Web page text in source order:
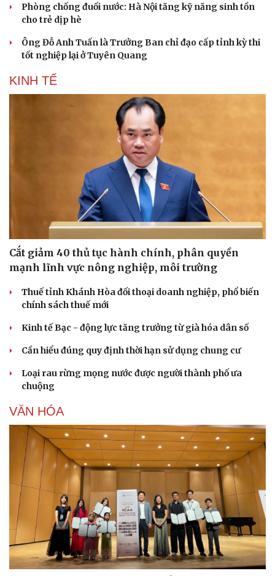
check-in
Podcast
Câu chuyện thời sự
Đọc truyện đêm khuya
Cửa sổ tình yêu
Kể chuyện cho bé
Hạt giống tâm hồn
Phòng chống đuối nước: Hà Nội tăng kỹ năng sinh tồn
cho trẻ dịp hè
Ông Đỗ Anh Tuấn là Trưởng Ban chỉ đạo cấp tỉnh kỳ thi
tốt nghiệp lại ở Tuyên Quang
KINH TẾ
Cắt giảm 40 thủ tục hành chính, phân quyền
mạnh lĩnh vực nông nghiệp, môi trường
Thuế tỉnh Khánh Hòa đối thoại doanh nghiệp, phổ biến
chính sách thuế mới
Kinh tế Bạc - động lực tăng trưởng từ già hóa dân số
Cần hiểu đúng quy định thời hạn sử dụng chung cư
Loại rau rừng mọng nước được người thành phố ưa
chuộng
VĂN HÓA